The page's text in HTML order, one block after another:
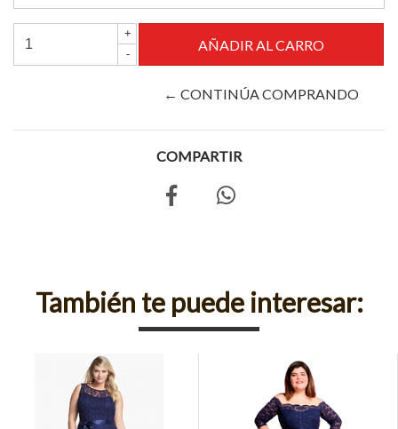
+
-
← CONTINÚA COMPRANDO
COMPARTIR
También te puede interesar: